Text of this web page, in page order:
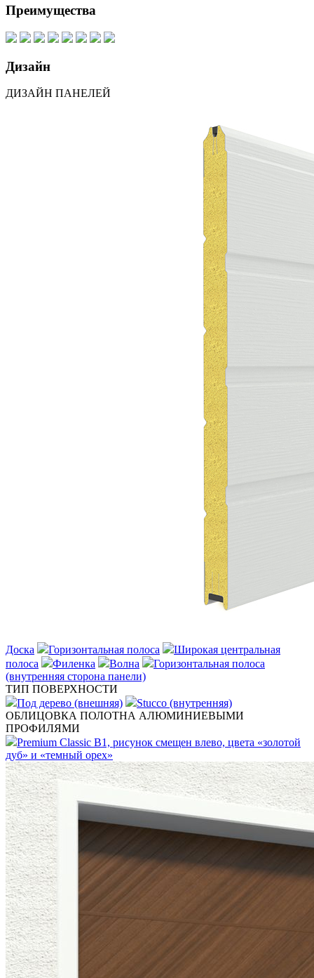
Преимущества
Дизайн
ДИЗАЙН ПАНЕЛЕЙ
Доска Горизонтальная полоса
Широкая центральная
полоса
Филенка Волна
Горизонтальная полоса
(внутренняя сторона панели)
ТИП ПОВЕРХНОСТИ
Под дерево (внешняя)
Stucco (внутренняя)
ОБЛИЦОВКА ПОЛОТНА АЛЮМИНИЕВЫМИ
ПРОФИЛЯМИ
Premium Classic B1, рисунок смещен влево, цвета «золотой
дуб» и «темный орех»